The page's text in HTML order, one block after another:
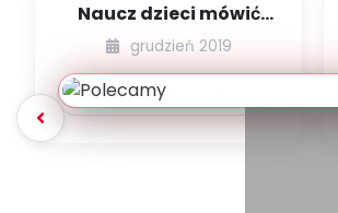
Naucz dzieci mówić
„dzień dobry” bez
przypominania...
grudzień 2019
Pobierz lub kup